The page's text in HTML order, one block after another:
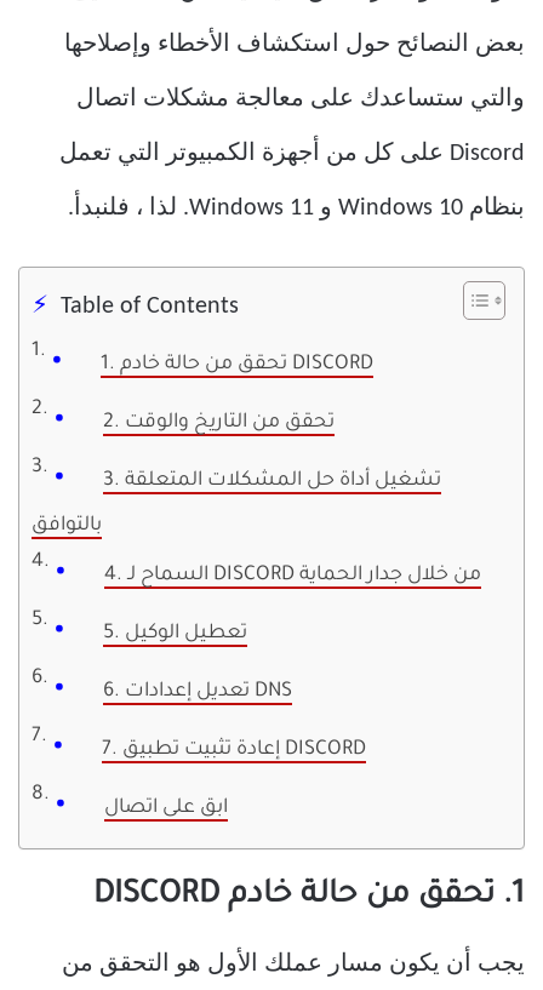
بعض النصائح حول استكشاف الأخطاء وإصلاحها
والتي ستساعدك على معالجة مشكلات اتصال
Discord على كل من أجهزة الكمبيوتر التي تعمل
بنظام Windows 10 و Windows 11. لذا ، فلنبدأ.
Table of Contents
1. تحقق من حالة خادم DISCORD
2. تحقق من التاريخ والوقت
3. تشغيل أداة حل المشكلات المتعلقة
بالتوافق
4. السماح لـ DISCORD من خلال جدار الحماية
5. تعطيل الوكيل
6. تعديل إعدادات DNS
7. إعادة تثبيت تطبيق DISCORD
ابق على اتصال
1. تحقق من حالة خادم DISCORD
يجب أن يكون مسار عملك الأول هو التحقق من